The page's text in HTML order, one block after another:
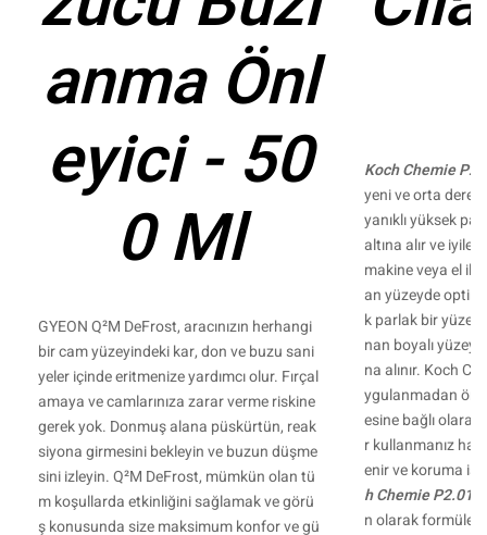
anma Önl
eyici - 50
0 Ml
GYEON Q²M DeFrost, aracınızın herhangi
bir cam yüzeyindeki kar, don ve buzu sani
yeler içinde eritmenize yardımcı olur. Fırçal
amaya ve camlarınıza zarar verme riskine
gerek yok. Donmuş alana püskürtün, reak
siyona girmesini bekleyin ve buzun düşme
sini izleyin. Q²M DeFrost, mümkün olan tü
m koşullarda etkinliğini sağlamak ve görü
ş konusunda size maksimum konfor ve gü
Koch Chemie
yeni ve orta
yanıklı yüksek
altına alır ve
makine veya el
an yüzeyde
k parlak bir
nan boyalı
na alınır. Koch
ygulanmadan
esine bağlı
r kullanmanız
enir ve koruma
h Chemie P2.01
n olarak formüle